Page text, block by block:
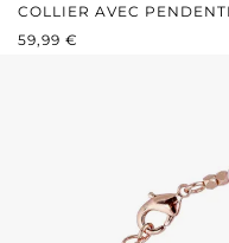
COLLIER AVEC
PRIX RÉGULIER :
59,99 €